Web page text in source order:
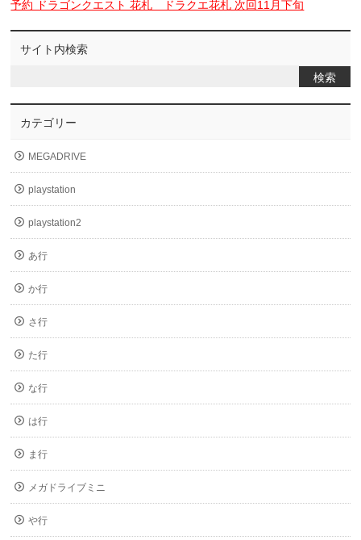
予約 ドラゴンクエスト 花札 ドラクエ花札 次回11月下旬
サイト内検索
カテゴリー
MEGADRIVE
playstation
playstation2
あ行
か行
さ行
た行
な行
は行
ま行
メガドライブミニ
や行